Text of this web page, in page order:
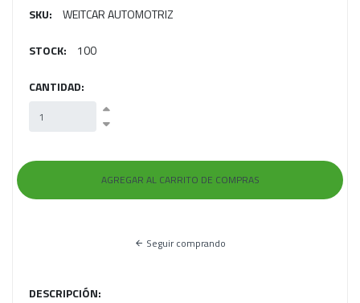
SKU: WEITCAR AUTOMOTRIZ
STOCK: 100
CANTIDAD:
Seguir comprando
DESCRIPCIÓN: